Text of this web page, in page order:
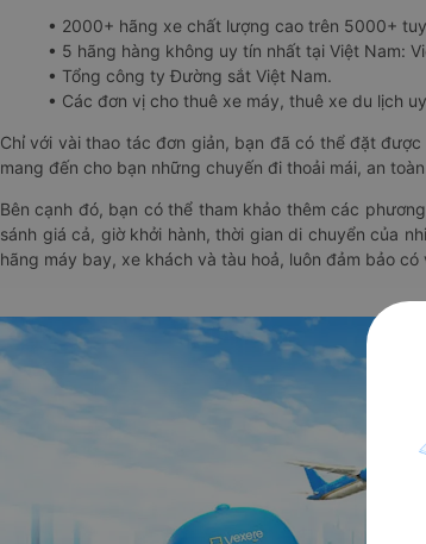
• 2000+ hãng xe chất lượng cao trên 5000+
• 5 hãng hàng không uy tín nhất tại Việt Nam:
• Tổng công ty Đường sắt Việt Nam.
• Các đơn vị cho thuê xe máy, thuê xe du lịch
Chỉ với vài thao tác đơn giản, bạn đã có thể đặt
mang đến cho bạn những chuyến đi thoải mái, an
Bên cạnh đó, bạn có thể tham khảo thêm các
sánh giá cả, giờ khởi hành, thời gian di chuyển của
hãng máy bay, xe khách và tàu hoả, luôn đảm bảo